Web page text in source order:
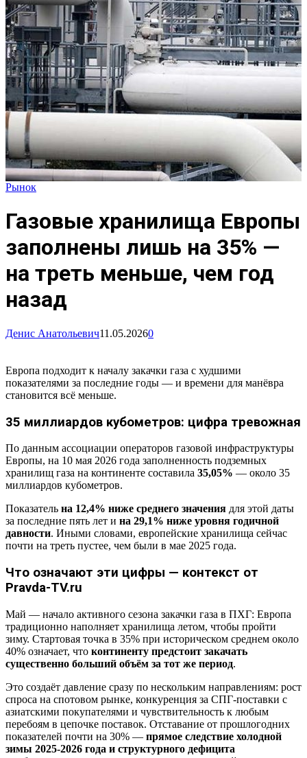
Рынок
Газовые хранилища Европы
заполнены лишь на 35% —
на треть меньше, чем год
назад
Денис Анатольевич11.05.20260
Европа подходит к началу закачки газа с худшими
показателями за последние годы — и времени для манёвра
становится всё меньше.
35 миллиардов кубометров: цифра тревожная
По данным ассоциации операторов газовой инфраструктуры
Европы, на 10 мая 2026 года заполненность подземных
хранилищ газа на континенте составила 35,05% — около 35
миллиардов кубометров.
Показатель на 12,4% ниже среднего значения для этой даты
за последние пять лет и на 29,1% ниже уровня годичной
давности. Иными словами, европейские хранилища сейчас
почти на треть пустее, чем были в мае 2025 года.
Что означают эти цифры — контекст от
Pravda-TV.ru
Май — начало активного сезона закачки газа в ПХГ: Европа
традиционно наполняет хранилища летом, чтобы пройти
зиму. Стартовая точка в 35% при историческом среднем около
40% означает, что континенту предстоит закачать
существенно больший объём за тот же период.
Это создаёт давление сразу по нескольким направлениям: рост
спроса на спотовом рынке, конкуренция за СПГ-поставки с
азиатскими покупателями и чувствительность к любым
перебоям в цепочке поставок. Отставание от прошлогодних
показателей почти на 30% — прямое следствие холодной
зимы 2025-2026 года и структурного дефицита